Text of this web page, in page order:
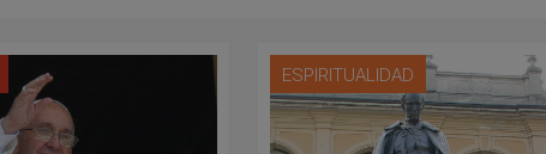
ESPIRITUALIDAD